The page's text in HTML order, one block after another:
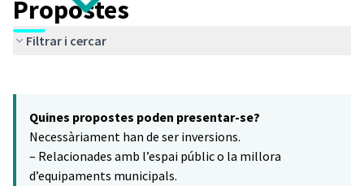
Propostes
Filtrar i cercar
−
Quines propostes poden presentar-se?
Necessàriament han de ser inversions.
– Relacionades amb l’espai públic o la millora
d’equipaments municipals.